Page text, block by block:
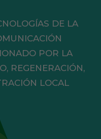
DE LA
POR LA
REGENERACIÓN,
LOCAL